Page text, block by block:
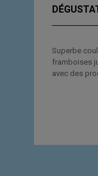
Superbe
framboises
avec des